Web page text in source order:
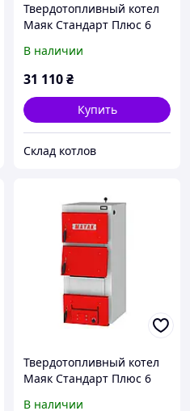
Твердотопливный котел
Маяк Стандарт Плюс 6
В наличии
31 110₴
Купить
Склад котлов
Твердотопливный котел
Маяк Стандарт Плюс 6
В наличии